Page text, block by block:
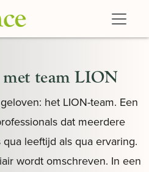
team LION
het LION-team. Een
dat meerdere
leeftijd als qua ervaring.
wordt omschreven. In een